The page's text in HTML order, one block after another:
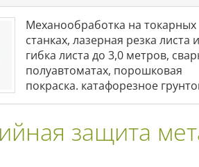
Механообработка на токарных
станках, лазерная резка листа
гибка листа до 3,0 метров,
полуавтоматах, порошковая
покраска. катафорезное
защита